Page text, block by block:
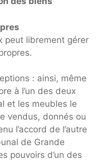
peut librement gérer
: ainsi, même
à l’un des deux
et les meubles le
vendus, donnés ou
l’accord de l’autre
de Grande
pouvoirs d’un des